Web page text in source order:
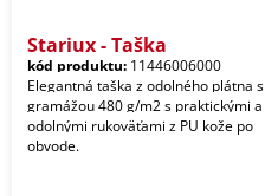
Stariux - Taška
kód produktu: 11446006000
Elegantná taška z odolného plátna s
gramážou 480 g/m2 s praktickými a
odolnými rukoväťami z PU kože po
obvode.